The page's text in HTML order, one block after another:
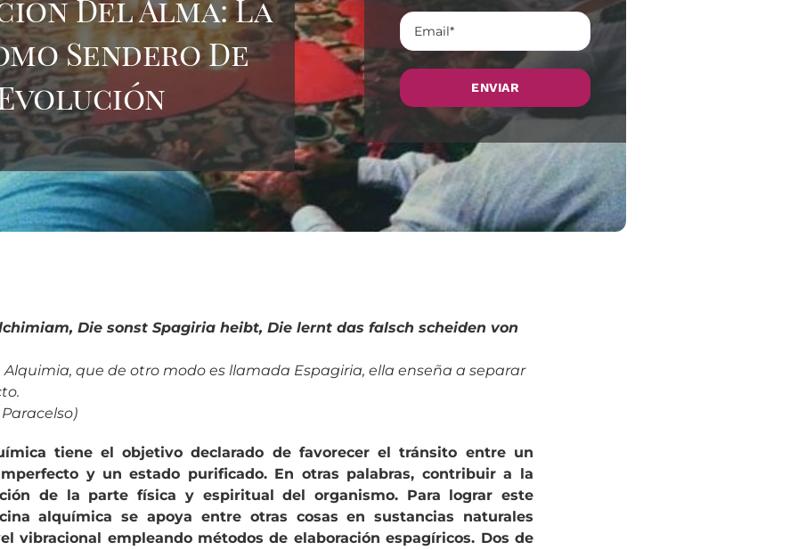
Del Alma: La
Sendero De
Die sonst Spagiria heibt, Die lernt das falsch scheiden von
Alquimia, que de otro modo es llamada Espagiria, ella enseña a separar
tiene el objetivo declarado de favorecer el tránsito entre un
y un estado purificado. En otras palabras, contribuir a la
de la parte física y espiritual del organismo. Para lograr este
alquímica se apoya entre otras cosas en sustancias naturales
vibracional empleando métodos de elaboración espagíricos. Dos de